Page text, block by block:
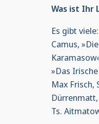
Was ist Ihr
Es gibt
Camus,
»Das
Max Frisch,
Ts.